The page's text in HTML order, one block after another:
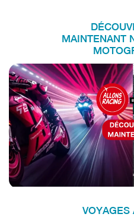
MAINTENANT
VOYAGES